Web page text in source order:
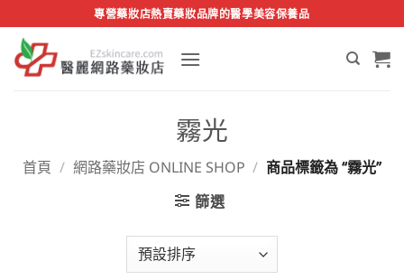
to
content
專營藥妝店熱賣藥妝品牌的醫學美容保養品
霧光
首頁 / 網路藥妝店 ONLINE SHOP / 商品標籤為 “霧光”
篩選